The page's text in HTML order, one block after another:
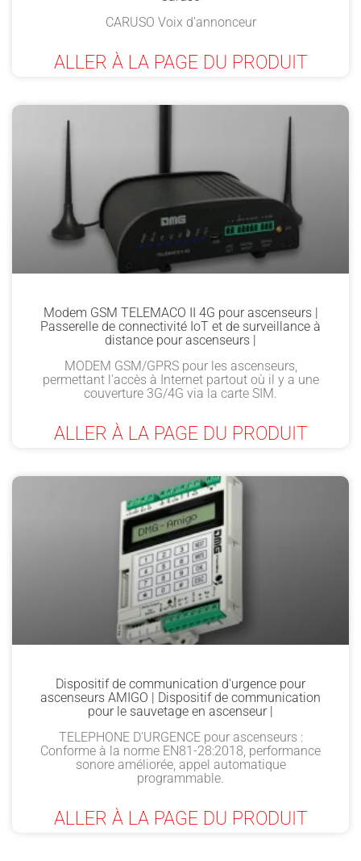
CARUSO Voix d'annonceur
ALLER À LA PAGE DU PRODUIT
Modem GSM TELEMACO II 4G pour ascenseurs |
Passerelle de connectivité IoT et de surveillance à
distance pour ascenseurs |
MODEM GSM/GPRS pour les ascenseurs,
permettant l'accès à Internet partout où il y a une
couverture 3G/4G via la carte SIM.
ALLER À LA PAGE DU PRODUIT
Dispositif de communication d'urgence pour
ascenseurs AMIGO | Dispositif de communication
pour le sauvetage en ascenseur |
TELEPHONE D'URGENCE pour ascenseurs :
Conforme à la norme EN81-28:2018, performance
sonore améliorée, appel automatique
programmable.
ALLER À LA PAGE DU PRODUIT